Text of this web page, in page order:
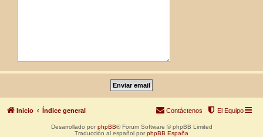
Inicio Índice general El Equipo
Contáctenos
Desarrollado por phpBB® Forum Software © phpBB Limited
Traducción al español por phpBB España